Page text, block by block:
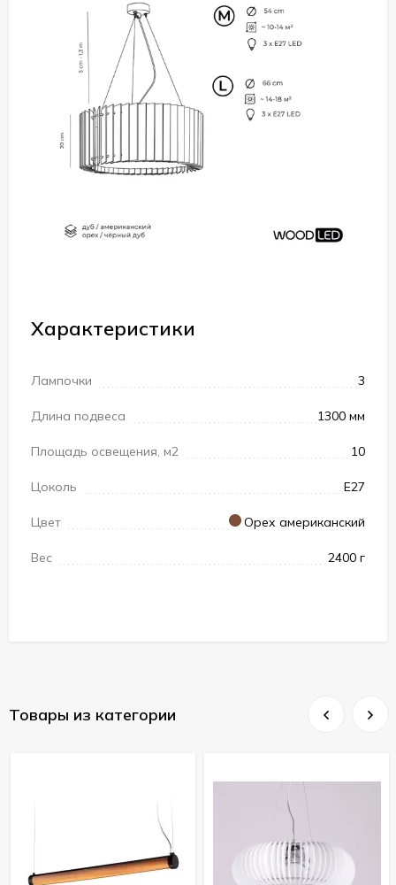
Характеристики
Лампочки 3
Длина подвеса 1300 мм
Площадь освещения, м2 10
Цоколь Е27
Цвет Орех американский
Вес 2400 г
Товары из категории